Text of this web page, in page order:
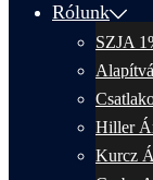
Rólunk
SZJA
Hiller
Kurcz